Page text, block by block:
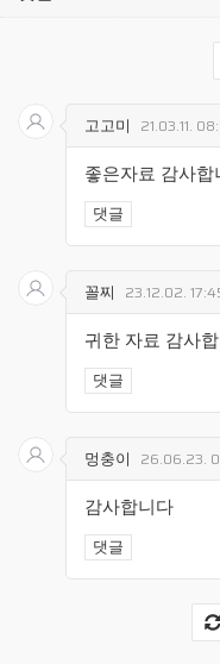
고고미 21.03.11.
좋은자료 감사합
댓글
꼴찌 23.12.02.
귀한 자료 감사
댓글
멍충이 26.06.23.
감사합니다
댓글